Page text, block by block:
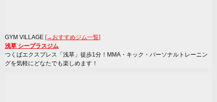
GYM VILLAGE [→おすすめジム一覧]
浅草 シープラスジム
つくばエクスプレス「浅草」徒歩1分！MMA・キック・パーソナルトレーニン
グを気軽にどなたでも楽しめます！